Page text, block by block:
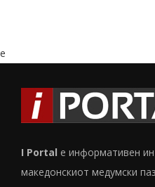
e
I Portal е информативен
македонскиот медумски